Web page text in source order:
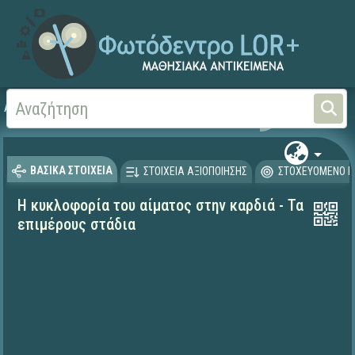
Αρχική Φυσικές Επιστήμες -
ΒΑΣΙΚΑ ΣΤΟΙΧΕΙΑ ΣΤΟΙΧΕΙΑ ΑΞΙΟΠΟΙΗΣΗΣ ΣΤΟΧΕΥΟΜΕΝΟ
Η κυκλοφορία του αίματος στην καρδιά - Τα
επιμέρους στάδια